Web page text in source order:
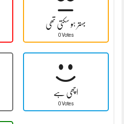
بہتر ہو سکتی تھی
0 Votes
اچھی ہے
0 Votes